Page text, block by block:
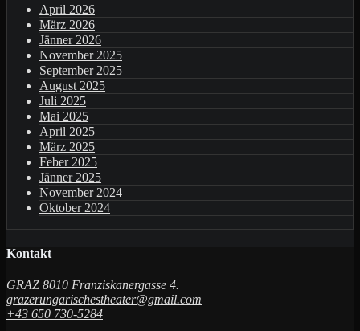
April 2026
März 2026
Jänner 2026
November 2025
September 2025
August 2025
Juli 2025
Mai 2025
April 2025
März 2025
Feber 2025
Jänner 2025
November 2024
Oktober 2024
Kontakt
GRAZ 8010 Franziskanergasse 4.
grazerungarischestheater@gmail.com
+43 650 730-5284